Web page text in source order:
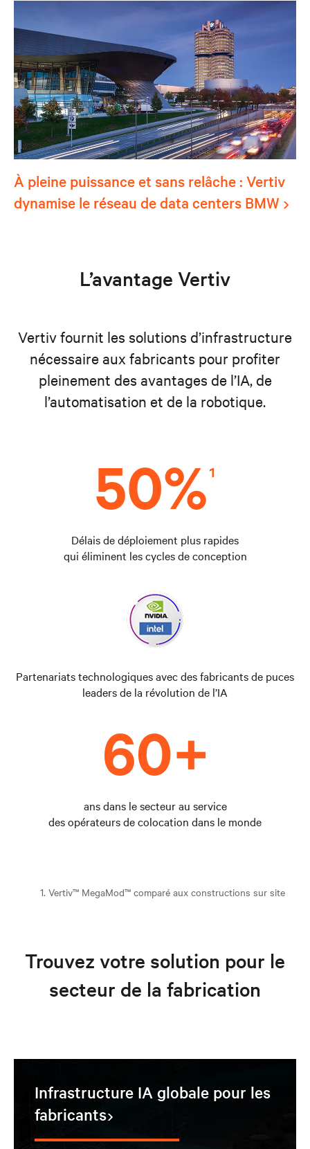
À pleine puissance et sans relâche : Vertiv
dynamise le réseau de data centers BMW
L’avantage Vertiv
Vertiv fournit les solutions d’infrastructure
nécessaire aux fabricants pour profiter
pleinement des avantages de l’IA, de
l’automatisation et de la robotique.
Délais de déploiement plus rapides
qui éliminent les cycles de conception
Partenariats technologiques avec des fabricants de puces
leaders de la révolution de l’IA
ans dans le secteur au service
des opérateurs de colocation dans le monde
1. Vertiv™ MegaMod™ comparé aux constructions sur site
Trouvez votre solution pour le
secteur de la fabrication
Infrastructure IA globale pour les
fabricants